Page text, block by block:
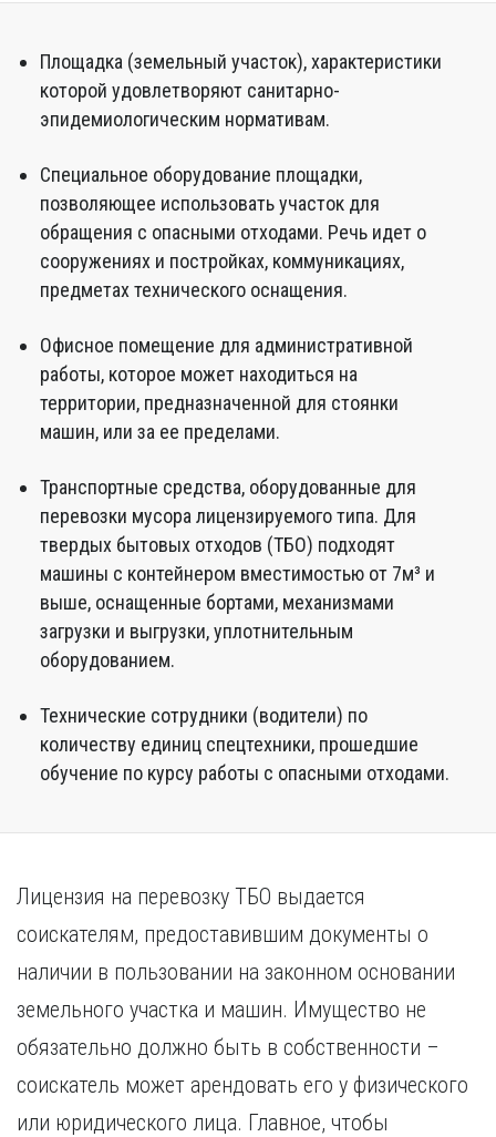
Площадка (земельный участок), характеристики
которой удовлетворяют санитарно-
эпидемиологическим нормативам.
Специальное оборудование площадки,
позволяющее использовать участок для
обращения с опасными отходами. Речь идет о
сооружениях и постройках, коммуникациях,
предметах технического оснащения.
Офисное помещение для административной
работы, которое может находиться на
территории, предназначенной для стоянки
машин, или за ее пределами.
Транспортные средства, оборудованные для
перевозки мусора лицензируемого типа. Для
твердых бытовых отходов (ТБО) подходят
машины с контейнером вместимостью от 7м³ и
выше, оснащенные бортами, механизмами
загрузки и выгрузки, уплотнительным
оборудованием.
Технические сотрудники (водители) по
количеству единиц спецтехники, прошедшие
обучение по курсу работы с опасными отходами.
Лицензия на перевозку ТБО выдается
соискателям, предоставившим документы о
наличии в пользовании на законном основании
земельного участка и машин. Имущество не
обязательно должно быть в собственности –
соискатель может арендовать его у физического
или юридического лица. Главное, чтобы